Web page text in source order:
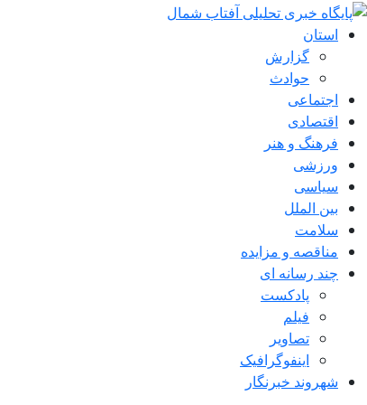
استان
گزارش
حوادث
اجتماعی
اقتصادی
فرهنگ و هنر
ورزشی
سیاسی
بین الملل
سلامت
مناقصه و مزایده
چند رسانه ای
پادکست
فیلم
تصاویر
اینفوگرافیک
شهروند خبرنگار